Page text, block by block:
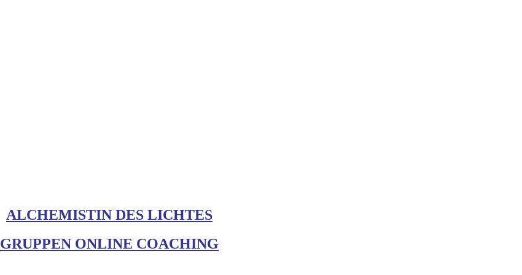
ALCHEMISTIN DES LICHTES
GRUPPEN ONLINE COACHING